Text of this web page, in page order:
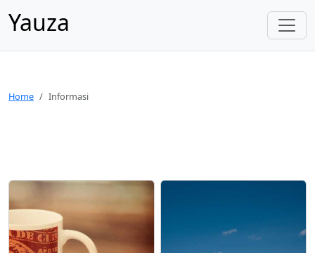
Yauza
Home Informasi